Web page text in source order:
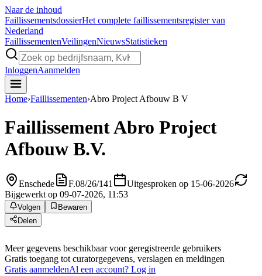
Naar de inhoud
FaillissementsdossierHet complete faillissementsregister van
Nederland
FaillissementenVeilingenNieuwsStatistieken
InloggenAanmelden
Home›Faillissementen›Abro Project Afbouw B V
FaillissementAbro Project
Afbouw B.V.
Enschede F.08/26/141
Uitgesproken op 15-06-2026
Bijgewerkt op 09-07-2026, 11:53
Volgen
Bewaren
Delen
Meer gegevens beschikbaar voor geregistreerde gebruikers
Gratis toegang tot curatorgegevens, verslagen en meldingen
Gratis aanmeldenAl een account? Log in